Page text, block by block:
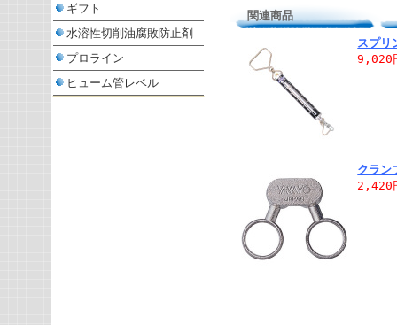
ギフト
水溶性切削油腐敗防止剤
プロライン
ヒューム管レベル
関連商品
スプリ
9,020
クラン
2,420